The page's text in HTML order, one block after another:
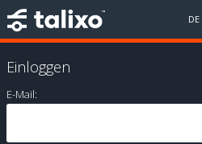
DE
Einloggen
E-Mail: